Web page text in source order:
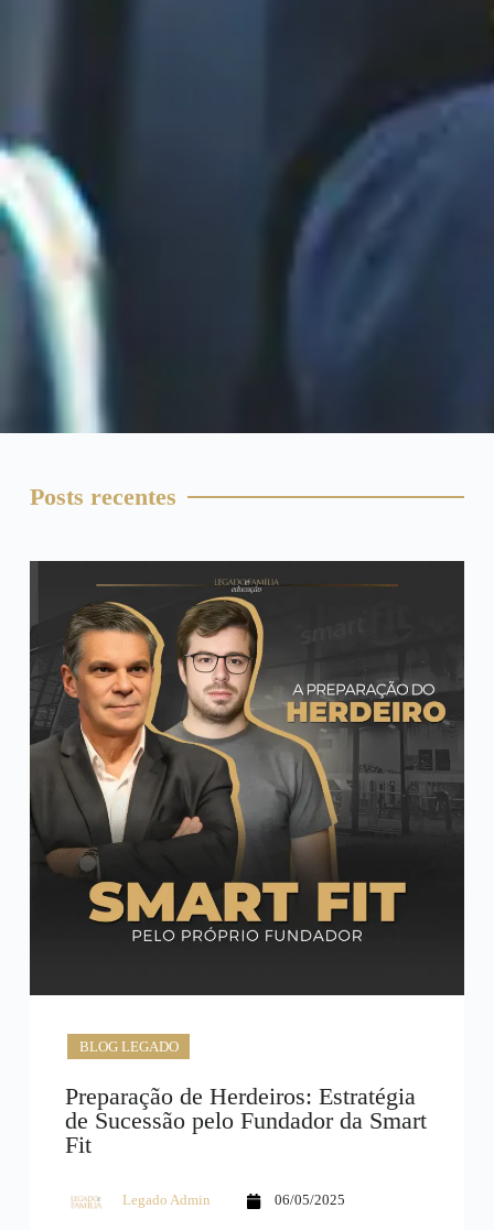
Posts recentes
BLOG LEGADO
Preparação de Herdeiros: Estratégia
de Sucessão pelo Fundador da Smart
Fit
Legado Admin 06/05/2025